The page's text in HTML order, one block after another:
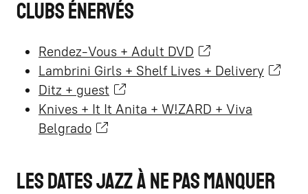
Clubs énervés
Rendez-Vous + Adult DVD
Lambrini Girls + Shelf Lives + Delivery
Ditz + guest
Knives + It It Anita + W!ZARD + Viva
Belgrado
Les dates Jazz à ne pas manquer